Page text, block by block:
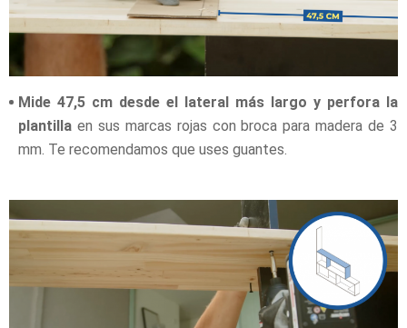
Mide 47,5 cm desde el lateral más largo y perfora la
plantilla en sus marcas rojas con broca para madera de 3
mm. Te recomendamos que uses guantes.